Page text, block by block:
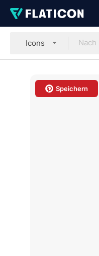
Icons
Speichern